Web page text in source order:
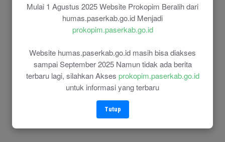
Mulai 1 Agustus 2025 Website Prokopim Beralih dari
humas.paserkab.go.id Menjadi
prokopim.paserkab.go.id
Website humas.paserkab.go.id masih bisa diakses
sampai September 2025 Namun tidak ada berita
terbaru lagi, silahkan Akses prokopim.paserkab.go.id
untuk informasi yang terbaru
Tutup